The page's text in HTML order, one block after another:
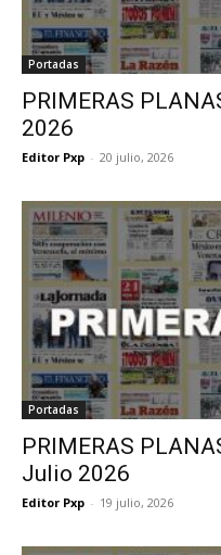
Portadas
PRIMERAS
2026
Editor Pxp - 20 julio, 2026
Portadas
PRIMERAS
Julio 2026
Editor Pxp - 19 julio, 2026